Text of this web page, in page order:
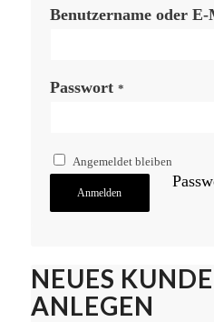
Benutzername oder
Passwort *
Angemeldet bleiben
Anmelden
NEUES
ANLEGEN